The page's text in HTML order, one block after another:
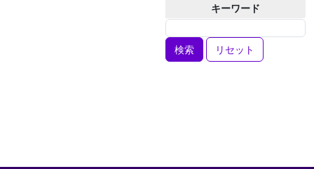
キーワード
リセット